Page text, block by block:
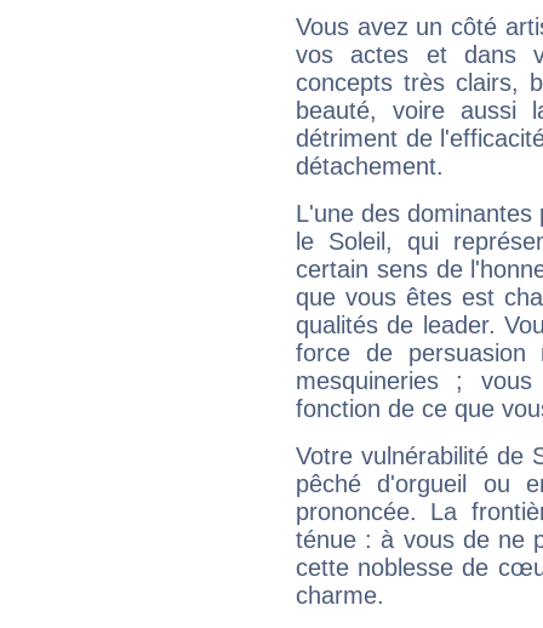
Vous avez un côté
vos actes et dans
concepts très clairs,
beauté, voire aussi
détriment de
détachement.
L'une des
le Soleil, qui
certain sens de
que vous êtes est
qualités de leader.
force de
mesquineries ;
fonction de ce que
Votre vulnérabilité de
pêché d'orgueil ou
prononcée. La
ténue : à vous de ne
cette noblesse de
charme.